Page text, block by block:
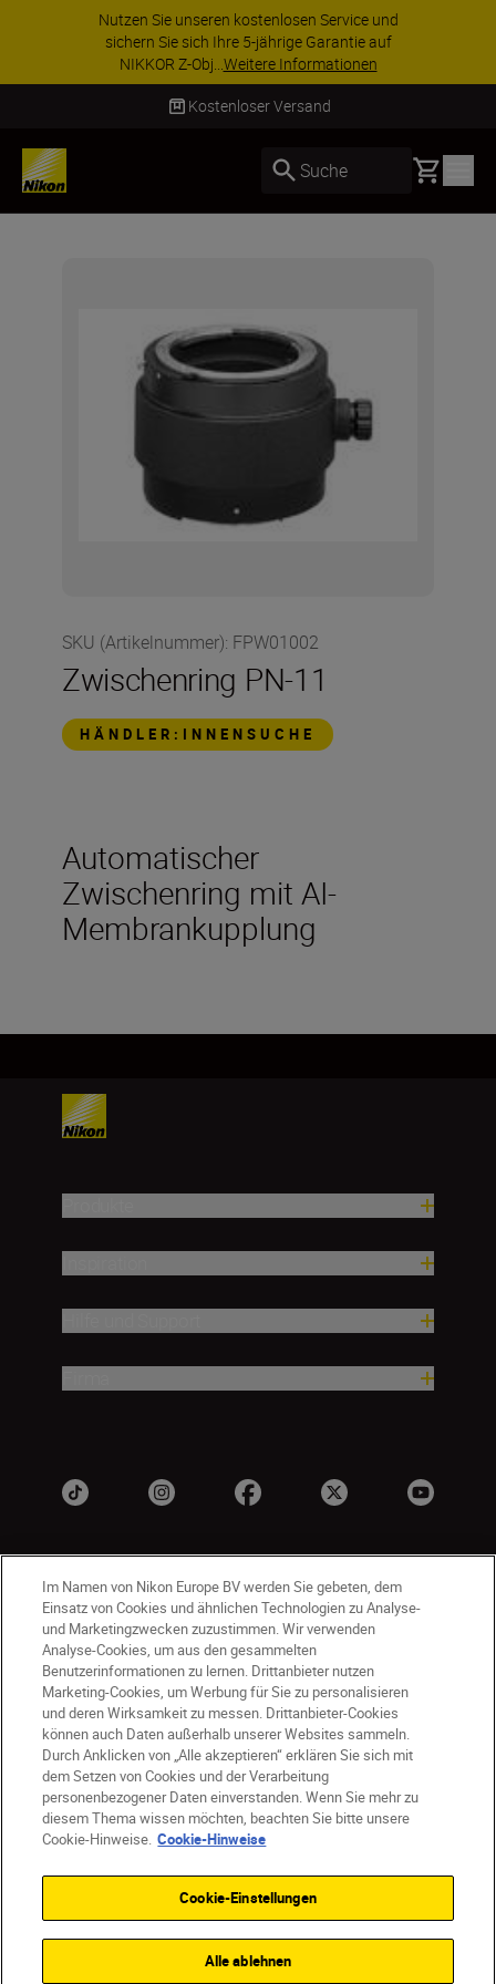
Nutzen Sie unseren kostenlosen Service und
sichern Sie sich Ihre 5-jährige Garantie auf
NIKKOR Z-Obj...Weitere Informationen
Kostenloser Versand
Suche Basket
SKU (Artikelnummer): FPW01002
Zwischenring PN-11
HÄNDLER:INNENSUCHE
Automatischer
Zwischenring mit AI-
Membrankupplung
AT Nikon Sites
Kontaktieren Sie uns
Datenschutzhinweis
Nutzungsbedingungen
Geschäftsbedingungen des Nikon Stores
Cookie-Hinweise
Barrierefreiheit
Cookie-Einstellungen
© 2026 Nikon
SKIP
Im Namen von Nikon Europe BV werden Sie gebeten, dem
Einsatz von Cookies und ähnlichen Technologien zu Analyse-
und Marketingzwecken zuzustimmen. Wir verwenden
Analyse-Cookies, um aus den gesammelten
Benutzerinformationen zu lernen. Drittanbieter nutzen
Marketing-Cookies, um Werbung für Sie zu personalisieren
und deren Wirksamkeit zu messen. Drittanbieter-Cookies
können auch Daten außerhalb unserer Websites sammeln.
Durch Anklicken von „Alle akzeptieren“ erklären Sie sich mit
dem Setzen von Cookies und der Verarbeitung
personenbezogener Daten einverstanden. Wenn Sie mehr zu
diesem Thema wissen möchten, beachten Sie bitte unsere
Cookie-Hinweise. Cookie-Hinweise
Cookie-Einstellungen
Alle ablehnen